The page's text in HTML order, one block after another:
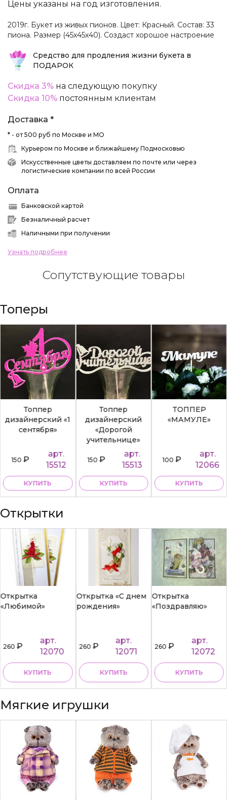
Цены указаны на год изготовления.
2019г. Букет из живых пионов. Цвет: Красный. Состав: 33
пиона. Размер (45х45х40). Создаст хорошое настроение
Средство для продления жизни букета в
ПОДАРОК
Скидка 3% на следующую покупку
Скидка 10% постоянным клиентам
Доставка *
* - от 500 руб по Москве и МО
Курьером по Москве и ближайшему Подмосковью
Искусственные цветы доставляем по почте или через
логистические компании по всей России
Оплата
Банковской картой
Безналичный расчет
Наличными при получении
Узнать подробнее
Сопутствующие товары
Топеры
Топпер
дизайнерский «1
сентября»
150₽
арт.
15512
КУПИТЬ
Топпер
дизайнерский
«Дорогой
учительнице»
150₽
арт.
15513
КУПИТЬ
ТОППЕР
«МАМУЛЕ»
100₽
арт.
12066
КУПИТЬ
Открытки
Открытка
«Любимой»
260₽
арт.
12070
КУПИТЬ
Открытка «С днем
рождения»
260₽
арт.
12071
КУПИТЬ
Открытка
«Поздравляю»
260₽
арт.
12072
КУПИТЬ
Мягкие игрушки